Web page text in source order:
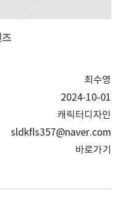
최수영
2024-10-01
캐릭터디자인
sldkfls357@naver.com
바로가기